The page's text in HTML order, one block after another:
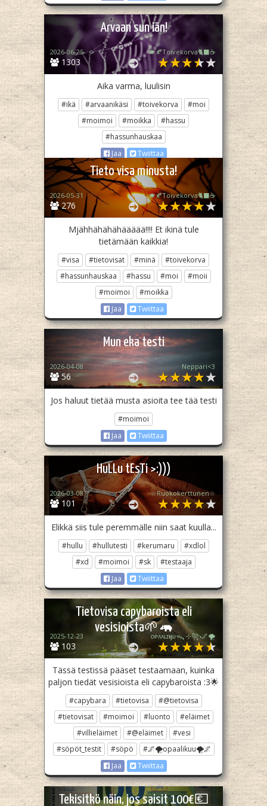
Arvaan sun iän!
1303
2026-06-25 🍁🍂Toivekorva🐈‍⬛☕
Aika varma, luulisin
#ikä #arvaanikäsi #toivekorva
#moi
#moimoi
#moikka
#hassu
#hassunhauskaa
Jaa
Twiittaa
Tieto visa minusta!
276
2026-05-31 🍁🍂Toivekorva🐈‍⬛☕
Mjähhähähähäääää!!!! Et ikinä tule
tietämään kaikkia!
#visa #tietovisat #minä
#toivekorva
#hassunhauskaa
#hassu #moi
#moii
#moimoi
#moikka
Jaa
Twiittaa
Mun eka testi
56
2026-04-08 Neppari<3
Jos haluut tietää musta asioita tee tää testi
#moimoi
Jaa
Twiittaa
HuLLu tEsTi >:)))
101
2026-03-08 ☆Ruokokerttunen☆
Elikkä siis tule peremmälle niin saat kuulla...
#hullu #hullutesti #kerumaru
#xdlol
#xd
#moimoi #sk
#testaaja
Jaa
Twiittaa
Tietovisa capybaroista eli
vesisioista🌱🦛
103
2025-12-23 ᴏᴘᴀᴀʟɪӄᴜᴜᯓ₊ ⊹꧂🌌🌪
Tässä testissä pääset testaamaan, kuinka
paljon tiedät vesisioista eli capybaroista :3🌟
#capybara #tietovisa
#@tietovisa
#tietovisat
#moimoi #luonto
#eläimet
#villieläimet
#@eläimet
#vesi
#söpöt_testit
#söpö
#🌌🌪opaalikuu🌪🌌
Jaa
Twiittaa
Tekisitkö näin, jos saisit 100€💶